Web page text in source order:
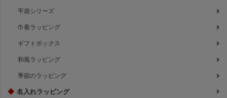
平袋シリーズ
巾着ラッピング
ギフトボックス
和風ラッピング
季節のラッピング
◆ 名入れラッピング